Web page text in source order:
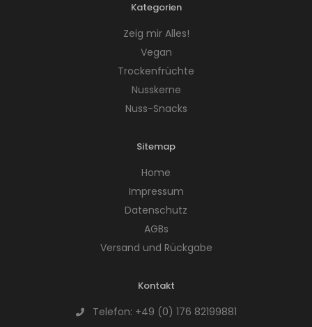
Kategorien
Zeig mir Alles!
Vegan
Trockenfrüchte
Nusskerne
Nuss-Snacks
Sitemap
Home
Impressum
Datenschutz
AGBs
Versand und Rückgabe
Kontakt
Telefon: +49 (0) 176 82199881